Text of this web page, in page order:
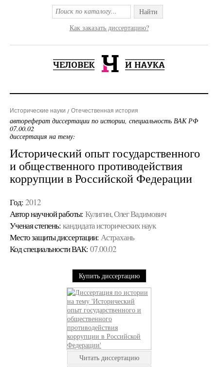
Найти
Как заказать диссертацию?
Исторические науки Отечественная история
автореферат диссертации по истории, специальность ВАК РФ
07.00.02
диссертация на тему:
Исторический опыт государственного
и общественного противодействия
коррупции в Российской Федерации
Год: 2012
Автор научной работы: Кулигин, Олег Вадимович
Ученая cтепень: кандидата исторических наук
Место защиты диссертации: Астрахань
Код cпециальности ВАК: 07.00.02
Купить диссертацию
Читать диссертацию